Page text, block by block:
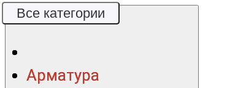
Все категории
Арматура
Все категории
Арматура